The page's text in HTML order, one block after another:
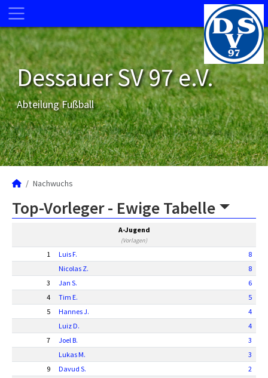
Dessauer SV 97 e.V.
Abteilung Fußball
Nachwuchs
Top-Vorleger - Ewige Tabelle
A-Jugend
(Vorlagen)
1 Luis F.
8
Nicolas Z.
8
3
Jan S.
6
4
Tim E.
5
5
Hannes J.
4
Luiz D.
4
7
Joel B.
3
Lukas M.
3
9
Davud S.
2